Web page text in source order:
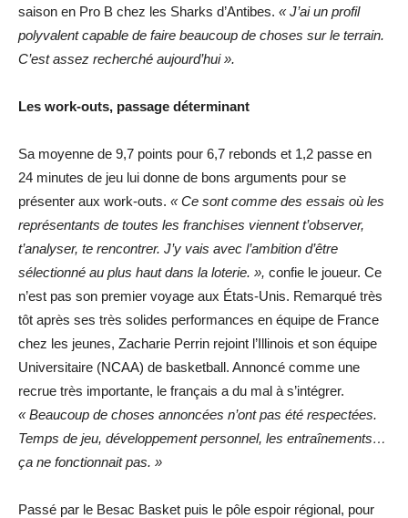
saison en Pro B chez les Sharks d’Antibes. « J’ai un profil
polyvalent capable de faire beaucoup de choses sur le terrain.
C’est assez recherché aujourd’hui ».
Les work-outs, passage déterminant
Sa moyenne de 9,7 points pour 6,7 rebonds et 1,2 passe en
24 minutes de jeu lui donne de bons arguments pour se
présenter aux work-outs. « Ce sont comme des essais où les
représentants de toutes les franchises viennent t’observer,
t’analyser, te rencontrer. J’y vais avec l’ambition d’être
sélectionné au plus haut dans la loterie. », confie le joueur. Ce
n’est pas son premier voyage aux États-Unis. Remarqué très
tôt après ses très solides performances en équipe de France
chez les jeunes, Zacharie Perrin rejoint l’Illinois et son équipe
Universitaire (NCAA) de basketball. Annoncé comme une
recrue très importante, le français a du mal à s’intégrer.
« Beaucoup de choses annoncées n’ont pas été respectées.
Temps de jeu, développement personnel, les entraînements…
ça ne fonctionnait pas. »
Passé par le Besac Basket puis le pôle espoir régional, pour